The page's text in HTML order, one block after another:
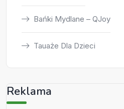
Bańki Mydlane – QJoy
Tauaże Dla Dzieci
Reklama